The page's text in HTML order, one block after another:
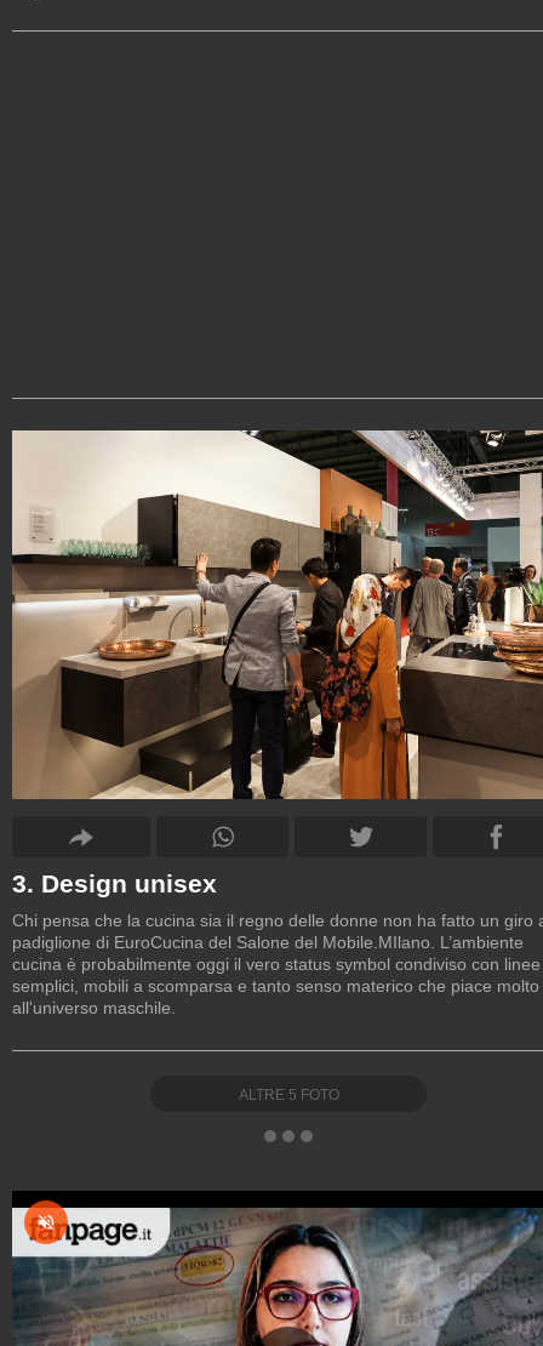
3. Design unisex
Chi pensa che la cucina sia il regno delle donne non ha fatto un giro
padiglione di EuroCucina del Salone del Mobile.MIlano. L’ambiente
cucina è probabilmente oggi il vero status symbol condiviso con linee
semplici, mobili a scomparsa e tanto senso materico che piace molto
all'universo maschile.
ALTRE 5 FOTO